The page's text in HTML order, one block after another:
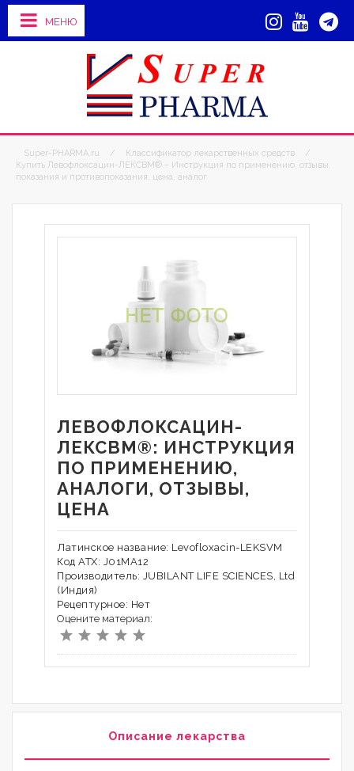
МЕНЮ
Super-PHARMA.ru / Классификатор лекарственных средств
/
Купить Левофлоксацин-ЛЕКСВМ® – Инструкция по применению, отзывы,
показания и противопоказания, цена, аналог
ЛЕВОФЛОКСАЦИН-
ЛЕКСВМ®: ИНСТРУКЦИЯ
ПО ПРИМЕНЕНИЮ,
АНАЛОГИ, ОТЗЫВЫ,
ЦЕНА
Латинское название: Levofloxacin-LEKSVM
Код АТХ: J01MA12
Производитель: JUBILANT LIFE SCIENCES, Ltd
(Индия)
Рецептурное: Нет
Оцените материал:
Описание лекарства